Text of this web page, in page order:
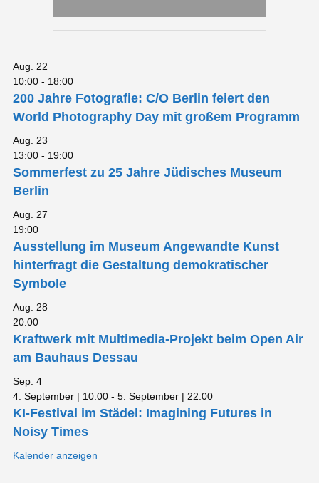
Aug. 22
10:00 - 18:00
200 Jahre Fotografie: C/O Berlin feiert den
World Photography Day mit großem Programm
Aug. 23
13:00 - 19:00
Sommerfest zu 25 Jahre Jüdisches Museum
Berlin
Aug. 27
19:00
Ausstellung im Museum Angewandte Kunst
hinterfragt die Gestaltung demokratischer
Symbole
Aug. 28
20:00
Kraftwerk mit Multimedia-Projekt beim Open Air
am Bauhaus Dessau
Sep. 4
4. September | 10:00 - 5. September | 22:00
KI-Festival im Städel: Imagining Futures in
Noisy Times
Kalender anzeigen